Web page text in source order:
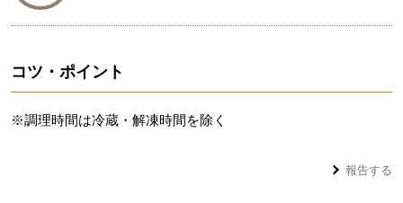
コツ・ポイント
※調理時間は冷蔵・解凍時間を除く
報告する